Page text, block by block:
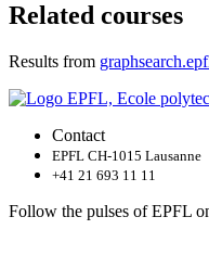
Related courses
Results from
Contact
EPFL CH-1015 Lausanne
+41 21 693 11 11
Follow the pulses of EPFL